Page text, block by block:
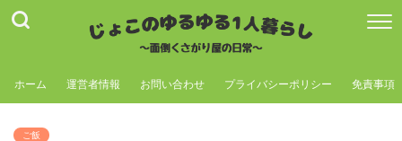
ホーム 運営者情報 お問い合わせ プライバシーポリシー 免責事項
ご飯